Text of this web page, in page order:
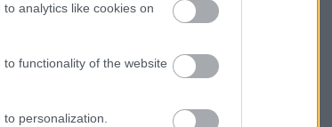
analytics like cookies on
functionality of the website
personalization.